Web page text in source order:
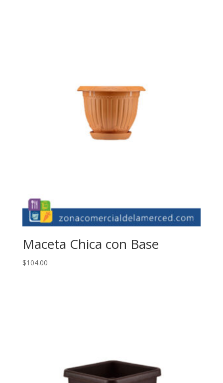
Maceta Chica con Base
$104.00